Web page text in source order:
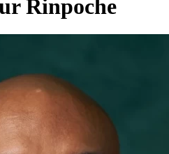
Rinpoche